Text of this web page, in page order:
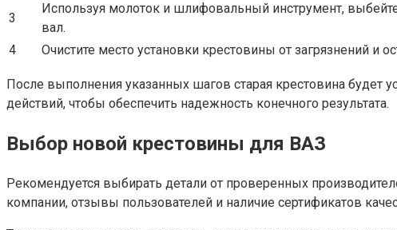
3
Используя молоток и шлифовальный инструмент,
вал.
4
Очистите место установки крестовины от загрязнений и
После выполнения указанных шагов старая крестовина будет
действий, чтобы обеспечить надежность конечного результата.
Выбор новой крестовины для ВАЗ
Рекомендуется выбирать детали от проверенных
компании, отзывы пользователей и наличие сертификатов